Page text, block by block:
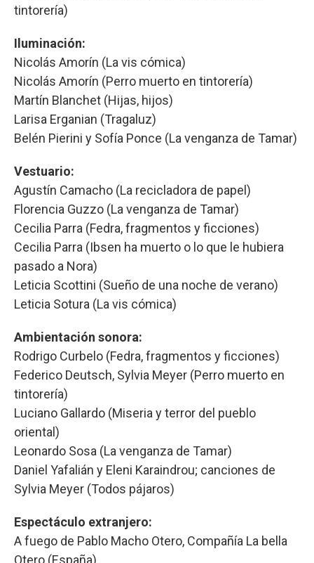
tintorería)
Iluminación:
Nicolás Amorín (La vis cómica)
Nicolás Amorín (Perro muerto en tintorería)
Martín Blanchet (Hijas, hijos)
Larisa Erganian (Tragaluz)
Belén Pierini y Sofía Ponce (La venganza de Tamar)
Vestuario:
Agustín Camacho (La recicladora de papel)
Florencia Guzzo (La venganza de Tamar)
Cecilia Parra (Fedra, fragmentos y ficciones)
Cecilia Parra (Ibsen ha muerto o lo que le hubiera
pasado a Nora)
Leticia Scottini (Sueño de una noche de verano)
Leticia Sotura (La vis cómica)
Ambientación sonora:
Rodrigo Curbelo (Fedra, fragmentos y ficciones)
Federico Deutsch, Sylvia Meyer (Perro muerto en
tintorería)
Luciano Gallardo (Miseria y terror del pueblo
oriental)
Leonardo Sosa (La venganza de Tamar)
Daniel Yafalián y Eleni Karaindrou; canciones de
Sylvia Meyer (Todos pájaros)
Espectáculo extranjero:
A fuego de Pablo Macho Otero, Compañía La bella
Otero (España)